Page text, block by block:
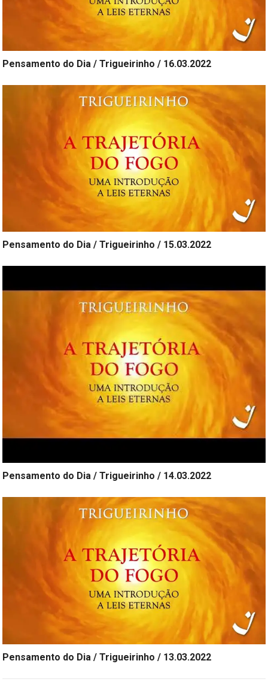
Pensamento do Dia / Trigueirinho / 16.03.2022
Pensamento do Dia / Trigueirinho / 15.03.2022
Pensamento do Dia / Trigueirinho / 14.03.2022
Pensamento do Dia / Trigueirinho / 13.03.2022